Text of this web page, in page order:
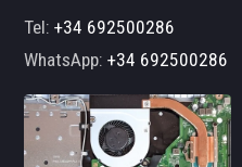
Tel:+34 692500286
WhatsApp:+34 692500286